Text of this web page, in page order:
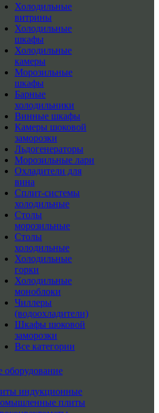
Холодильные
витрины
Холодильные
шкафы
Холодильные
камеры
Морозильные
шкафы
Барные
холодильники
Винные шкафы
Камеры шоковой
заморозки
Льдогенераторы
Морозильные лари
Охладители для
вина
Сплит-системы
холодильные
Столы
морозильные
Столы
холодильные
Холодильные
горки
Холодильные
моноблоки
Чиллеры
(водоохладители)
Шкафы шоковой
заморозки
Все категории
оборудование
индукционные
плиты